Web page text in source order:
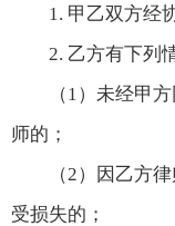
1. 甲乙双方经
2. 乙方有下列
（1）未经甲
师的；
（2）因乙方
受损失的；